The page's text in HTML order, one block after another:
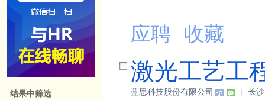
结果中筛选
应聘 收藏
激光工艺工
蓝思科技股份有限公司 长沙